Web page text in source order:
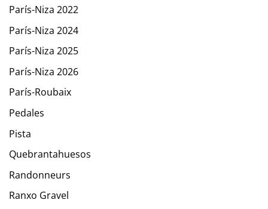
París-Niza 2022
París-Niza 2024
París-Niza 2025
París-Niza 2026
París-Roubaix
Pedales
Pista
Quebrantahuesos
Randonneurs
Ranxo Gravel